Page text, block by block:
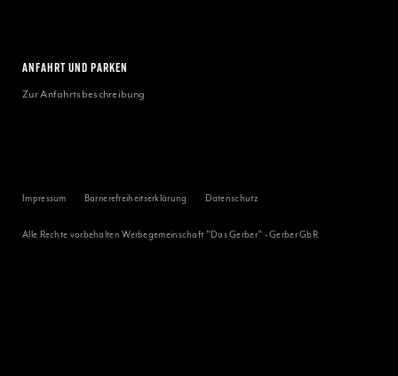
ANFAHRT UND PARKEN
Zur Anfahrtsbeschreibung
Impressum Barrierefreiheitserklärung Datenschutz
Alle Rechte vorbehalten Werbegemeinschaft "Das Gerber" - Gerber GbR